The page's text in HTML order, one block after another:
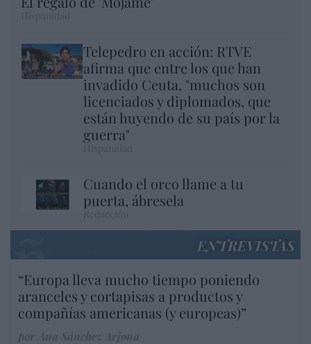
Telepedro en acción: RTVE
afirma que entre los que han
invadido Ceuta, "muchos son
licenciados y diplomados, que
están huyendo de su país por la
guerra"
Cuando el orco llame a tu
puerta, ábresela
ENTREVISTAS
“Europa lleva mucho tiempo poniendo
aranceles y cortapisas a productos y
compañías americanas (y europeas)”